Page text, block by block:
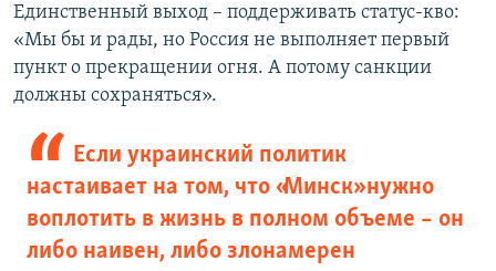
Единственный выход – поддерживать статус-кво:
«Мы бы и рады, но Россия не выполняет первый
пункт о прекращении огня. А потому санкции
должны сохраняться».
Если украинский политик
настаивает на том, что «Минск» нужно
воплотить в жизнь в полном объеме – он
либо наивен, либо злонамерен